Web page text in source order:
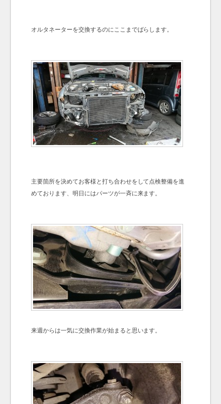
オルタネーターを交換するのにここまでばらします。
主要箇所を決めてお客様と打ち合わせをして点検整備を進
めております、明日にはパーツが一斉に来ます。
来週からは一気に交換作業が始まると思います。